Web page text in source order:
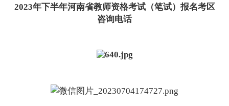
2023年下半年河南省教师资格考试（笔试）报名考区
咨询电话